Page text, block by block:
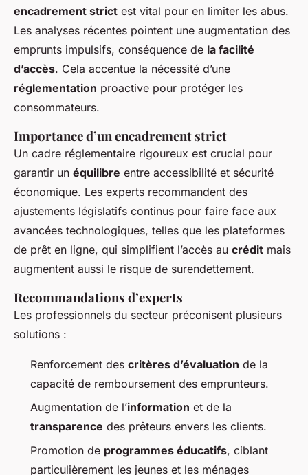
encadrement strict est vital pour en limiter les abus.
Les analyses récentes pointent une augmentation des
emprunts impulsifs, conséquence de la facilité
d’accès. Cela accentue la nécessité d’une
réglementation proactive pour protéger les
consommateurs.
Importance d’un encadrement strict
Un cadre réglementaire rigoureux est crucial pour
garantir un équilibre entre accessibilité et sécurité
économique. Les experts recommandent des
ajustements législatifs continus pour faire face aux
avancées technologiques, telles que les plateformes
de prêt en ligne, qui simplifient l’accès au crédit mais
augmentent aussi le risque de surendettement.
Recommandations d’experts
Les professionnels du secteur préconisent plusieurs
solutions :
Renforcement des critères d’évaluation de la
capacité de remboursement des emprunteurs.
Augmentation de l’information et de la
transparence des prêteurs envers les clients.
Promotion de programmes éducatifs, ciblant
particulièrement les jeunes et les ménages